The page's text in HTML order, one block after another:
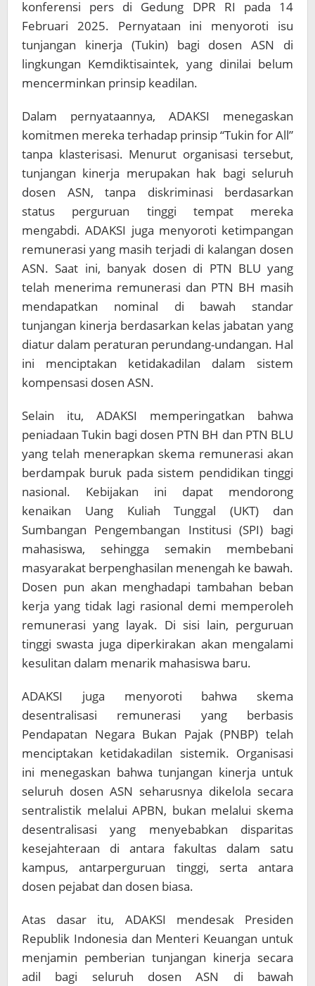
konferensi pers di Gedung DPR RI pada 14
Februari 2025. Pernyataan ini menyoroti isu
tunjangan kinerja (Tukin) bagi dosen ASN di
lingkungan Kemdiktisaintek, yang dinilai belum
mencerminkan prinsip keadilan.
Dalam pernyataannya, ADAKSI menegaskan
komitmen mereka terhadap prinsip “Tukin for All”
tanpa klasterisasi. Menurut organisasi tersebut,
tunjangan kinerja merupakan hak bagi seluruh
dosen ASN, tanpa diskriminasi berdasarkan
status perguruan tinggi tempat mereka
mengabdi. ADAKSI juga menyoroti ketimpangan
remunerasi yang masih terjadi di kalangan dosen
ASN. Saat ini, banyak dosen di PTN BLU yang
telah menerima remunerasi dan PTN BH masih
mendapatkan nominal di bawah standar
tunjangan kinerja berdasarkan kelas jabatan yang
diatur dalam peraturan perundang-undangan. Hal
ini menciptakan ketidakadilan dalam sistem
kompensasi dosen ASN.
Selain itu, ADAKSI memperingatkan bahwa
peniadaan Tukin bagi dosen PTN BH dan PTN BLU
yang telah menerapkan skema remunerasi akan
berdampak buruk pada sistem pendidikan tinggi
nasional. Kebijakan ini dapat mendorong
kenaikan Uang Kuliah Tunggal (UKT) dan
Sumbangan Pengembangan Institusi (SPI) bagi
mahasiswa, sehingga semakin membebani
masyarakat berpenghasilan menengah ke bawah.
Dosen pun akan menghadapi tambahan beban
kerja yang tidak lagi rasional demi memperoleh
remunerasi yang layak. Di sisi lain, perguruan
tinggi swasta juga diperkirakan akan mengalami
kesulitan dalam menarik mahasiswa baru.
ADAKSI juga menyoroti bahwa skema
desentralisasi remunerasi yang berbasis
Pendapatan Negara Bukan Pajak (PNBP) telah
menciptakan ketidakadilan sistemik. Organisasi
ini menegaskan bahwa tunjangan kinerja untuk
seluruh dosen ASN seharusnya dikelola secara
sentralistik melalui APBN, bukan melalui skema
desentralisasi yang menyebabkan disparitas
kesejahteraan di antara fakultas dalam satu
kampus, antarperguruan tinggi, serta antara
dosen pejabat dan dosen biasa.
Atas dasar itu, ADAKSI mendesak Presiden
Republik Indonesia dan Menteri Keuangan untuk
menjamin pemberian tunjangan kinerja secara
adil bagi seluruh dosen ASN di bawah